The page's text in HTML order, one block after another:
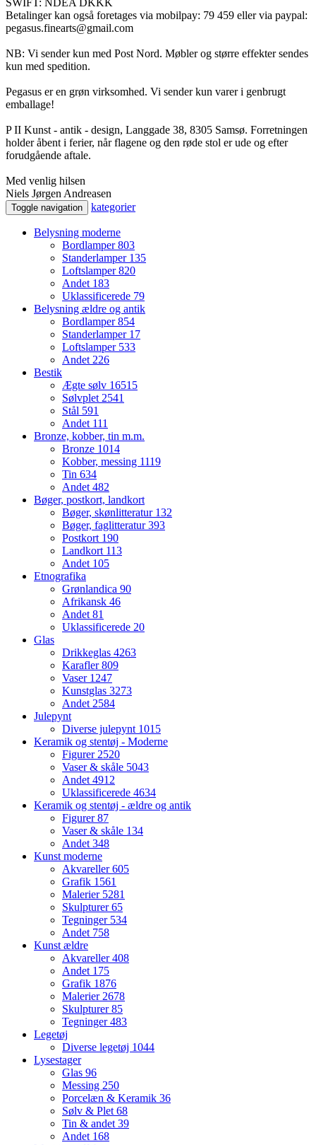
SWIFT: NDEA DKKK
Betalinger kan også foretages via mobilpay: 79 459 eller via paypal:
pegasus.finearts@gmail.com
NB: Vi sender kun med Post Nord. Møbler og større effekter sendes
kun med spedition.
Pegasus er en grøn virksomhed. Vi sender kun varer i genbrugt
emballage!
P II Kunst - antik - design, Langgade 38, 8305 Samsø. Forretningen
holder åbent i ferier, når flagene og den røde stol er ude og efter
forudgående aftale.
Med venlig hilsen
Niels Jørgen Andreasen
Toggle navigation kategorier
Belysning moderne
Bordlamper803
Standerlamper 135
Loftslamper820
Andet 183
Uklassificerede 79
Belysning ældre og antik
Bordlamper854
Standerlamper 17
Loftslamper 533
Andet 226
Bestik
Ægte sølv 16515
Sølvplet 2541
Stål 591
Andet 111
Bronze, kobber, tin m.m.
Bronze 1014
Kobber, messing 1119
Tin 634
Andet 482
Bøger, postkort, landkort
Bøger, skønlitteratur 132
Bøger, faglitteratur393
Postkort 190
Landkort 113
Andet 105
Etnografika
Grønlandica 90
Afrikansk 46
Andet 81
Uklassificerede 20
Glas
Drikkeglas 4263
Karafler809
Vaser 1247
Kunstglas 3273
Andet 2584
Julepynt
Diverse julepynt 1015
Keramik og stentøj - Moderne
Figurer 2520
Vaser & skåle 5043
Andet 4912
Uklassificerede 4634
Keramik og stentøj - ældre og antik
Figurer87
Vaser & skåle 134
Andet 348
Kunst moderne
Akvareller605
Grafik 1561
Malerier 5281
Skulpturer65
Tegninger 534
Andet 758
Kunst ældre
Akvareller408
Andet 175
Grafik 1876
Malerier 2678
Skulpturer85
Tegninger483
Legetøj
Diverse legetøj 1044
Lysestager
Glas 96
Messing 250
Porcelæn & Keramik 36
Sølv & Plet 68
Tin & andet 39
Andet 168